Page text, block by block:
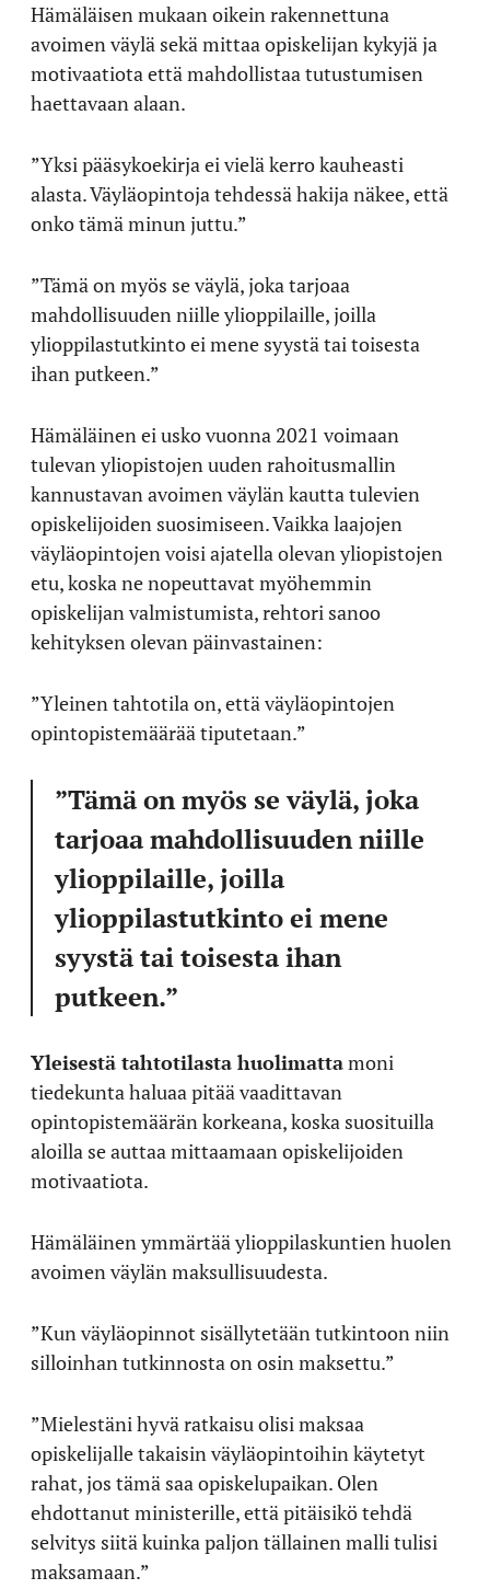
Hämäläisen mukaan oikein rakennettuna
avoimen väylä sekä mittaa opiskelijan kykyjä ja
motivaatiota että mahdollistaa tutustumisen
haettavaan alaan.
”Yksi pääsykoekirja ei vielä kerro kauheasti
alasta. Väyläopintoja tehdessä hakija näkee, että
onko tämä minun juttu.”
”Tämä on myös se väylä, joka tarjoaa
mahdollisuuden niille ylioppilaille, joilla
ylioppilastutkinto ei mene syystä tai toisesta
ihan putkeen.”
Hämäläinen ei usko vuonna 2021 voimaan
tulevan yliopistojen uuden rahoitusmallin
kannustavan avoimen väylän kautta tulevien
opiskelijoiden suosimiseen. Vaikka laajojen
väyläopintojen voisi ajatella olevan yliopistojen
etu, koska ne nopeuttavat myöhemmin
opiskelijan valmistumista, rehtori sanoo
kehityksen olevan päinvastainen:
”Yleinen tahtotila on, että väyläopintojen
opintopistemäärää tiputetaan.”
”Tämä on myös se väylä, joka
tarjoaa mahdollisuuden niille
ylioppilaille, joilla
ylioppilastutkinto ei mene
syystä tai toisesta ihan
putkeen.”
Yleisestä tahtotilasta huolimattamoni
tiedekunta haluaa pitää vaadittavan
opintopistemäärän korkeana, koska suosituilla
aloilla se auttaa mittaamaan opiskelijoiden
motivaatiota.
Hämäläinen ymmärtää ylioppilaskuntien huolen
avoimen väylän maksullisuudesta.
”Kun väyläopinnot sisällytetään tutkintoon niin
silloinhan tutkinnosta on osin maksettu.”
”Mielestäni hyvä ratkaisu olisi maksaa
opiskelijalle takaisin väyläopintoihin käytetyt
rahat, jos tämä saa opiskelupaikan. Olen
ehdottanut ministerille, että pitäisikö tehdä
selvitys siitä kuinka paljon tällainen malli tulisi
maksamaan.”